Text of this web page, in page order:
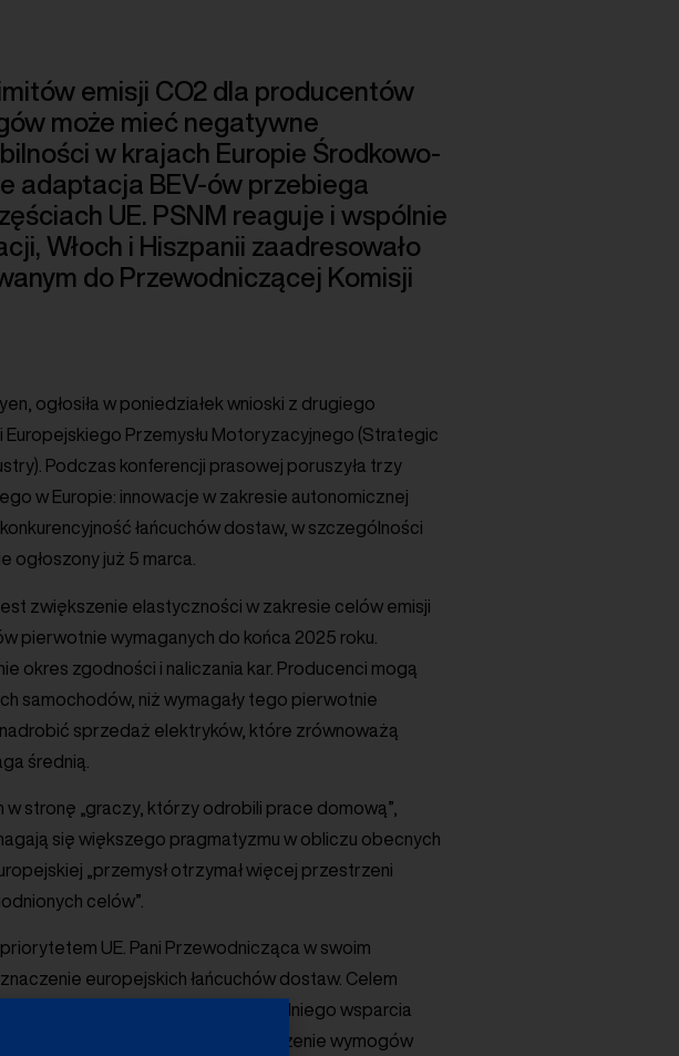
emisji CO2 dla producentów
może mieć negatywne
w krajach Europie Środkowo-
adaptacja BEV-ów przebiega
UE. PSNM reaguje i wspólnie
Włoch i Hiszpanii zaadresowało
do Przewodniczącej Komisji
ogłosiła w poniedziałek wnioski z drugiego
Przemysłu Motoryzacyjnego (Strategic
Podczas konferencji prasowej poruszyła trzy
w Europie: innowacje w zakresie autonomicznej
łańcuchów dostaw, w szczególności
ogłoszony już 5 marca.
zwiększenie elastyczności w zakresie celów emisji
pierwotnie wymaganych do końca 2025 roku.
okres zgodności i naliczania kar. Producenci mogą
samochodów, niż wymagały tego pierwotnie
sprzedaż elektryków, które zrównoważą
średnią.
w stronę „graczy, którzy odrobili prace domową”,
się większego pragmatyzmu w obliczu obecnych
„przemysł otrzymał więcej przestrzeni
celów”.
UE. Pani Przewodnicząca w swoim
europejskich łańcuchów dostaw. Celem
zbadanie bezpośredniego wsparcia
biurokracji oraz wprowadzenie wymogów